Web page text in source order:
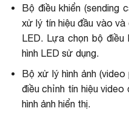
Bộ điều khiển (sending
xử lý tín hiệu đầu vào và
LED. Lựa chọn bộ
hình LED sử dụng.
Bộ xử lý hình ảnh
điều chỉnh tín hiệu
hình ảnh hiển thị.